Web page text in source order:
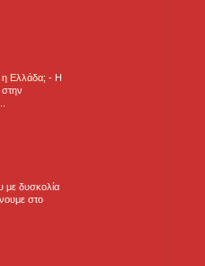
η Ελλάδα; - Η
με δυσκολία
στο